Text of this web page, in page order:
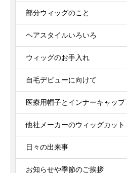
部分ウィッグのこと
ヘアスタイルいろいろ
ウィッグのお手入れ
自毛デビューに向けて
医療用帽子とインナーキャップ
他社メーカーのウィッグカット
日々の出来事
お知らせや季節のご挨拶